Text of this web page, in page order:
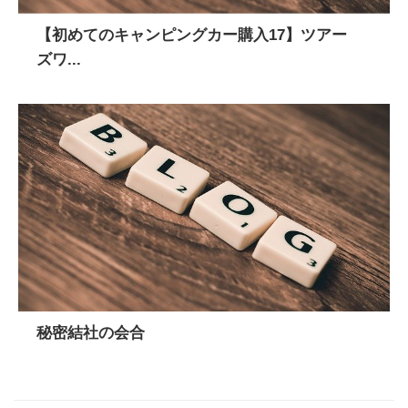
【初めてのキャンピングカー購入17】ツアー
ズワ...
秘密結社の会合